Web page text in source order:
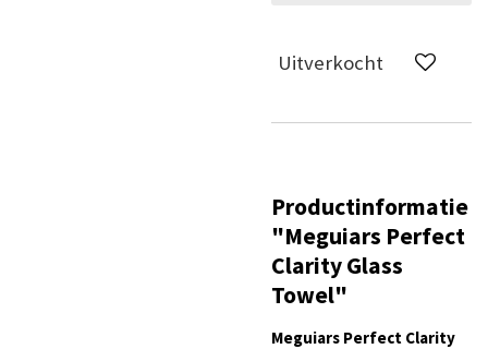
Uitverkocht
Productinformatie
"Meguiars Perfect
Clarity Glass
Towel"
Meguiars Perfect Clarity